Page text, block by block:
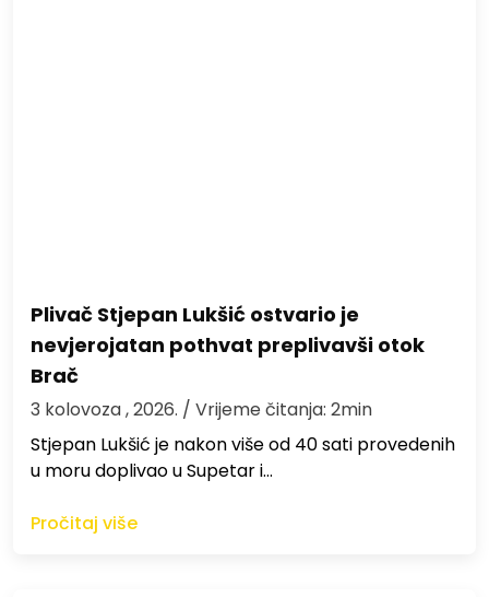
Plivač Stjepan Lukšić ostvario je
nevjerojatan pothvat preplivavši otok
Brač
3 kolovoza , 2026. / Vrijeme čitanja: 2min
St​jepan Lukšić je nakon više od 40 sati provedenih
u moru doplivao u Supetar i…
Pročitaj više